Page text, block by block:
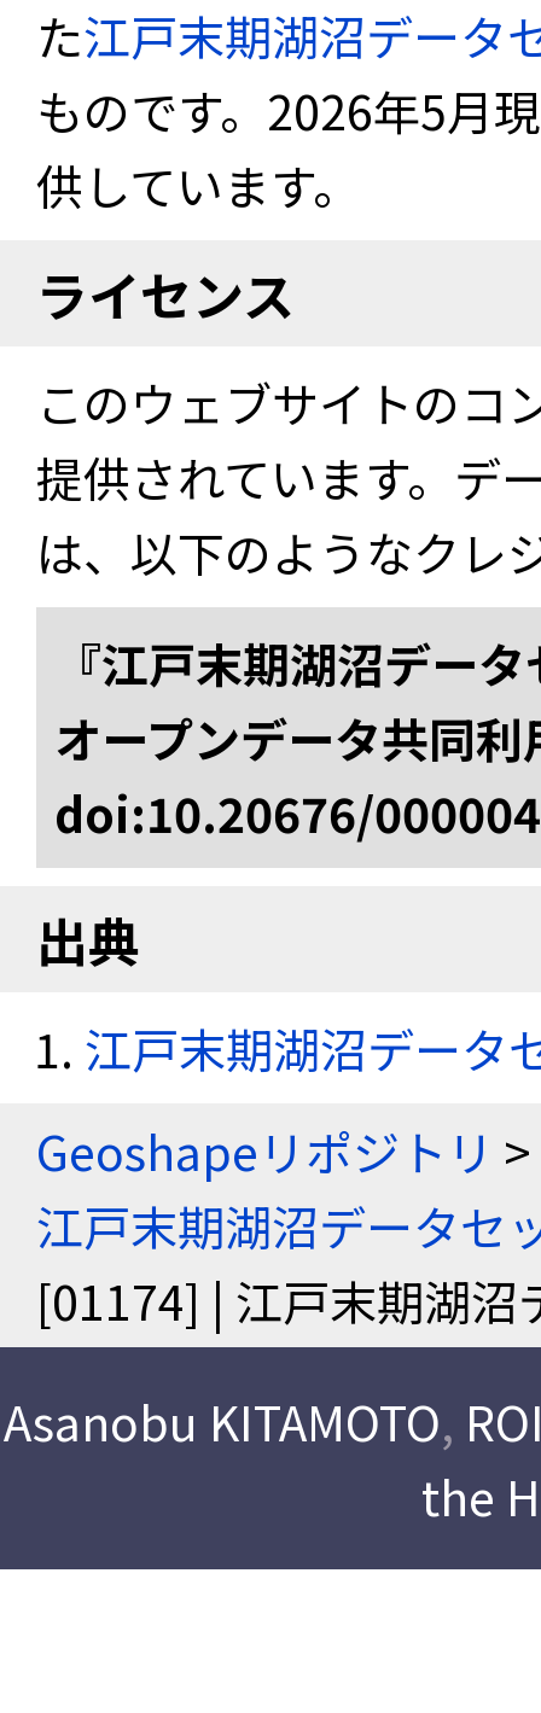
た江戸末期湖沼データ
ものです。2026年5月
供しています。
ライセンス
このウェブサイトのコ
提供されています。デ
は、以下のようなクレ
『江戸末期湖沼デー
オープンデータ共同
doi:10.20676/
出典
江戸末期湖沼データ
Geoshapeリポジトリ >
江戸末期湖沼データセ
[01174] | 江戸末期湖沼
Asanobu KITAMOTO,
the